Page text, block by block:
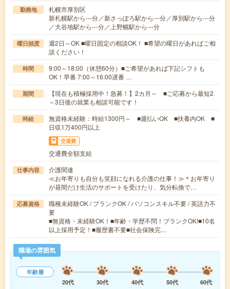
勤務地
札幌市厚別区
新札幌駅から---分／新さっぽろ駅から---分／厚別駅から---分
／大谷地駅から---分／上野幌駅から---分
曜日頻度
週2日～OK ■曜日固定の相談OK！ ■希望の曜日があればご相
談ください！
時間
9:00～18:00（休憩60分）■ご希望があれば下記シフトも
OK！早番 7:00～16:00遅番 …
期間
【現在も積極採用中！急募！】2カ月～ ■ご応募から最短2
～3日後の就業も相談可能です！
時給
無資格未経験：時給1300円～ ■週払いOK ■扶養内OK ■
日収1万400円以上
交通費
交通費全額支給
仕事内容
介護関連
≪お年寄りも自分も笑顔になれる介護の仕事！≫＊お年寄り
が昼間だけ生活のサポートを受けたり、気分転換で…
応募資格
職種未経験OK / ブランクOK / パソコンスキル不要 / 英語力不
要
■無資格・未経験OK！■年齢・学歴不問！ブランクOK!■10名
以上採用予定！■履歴書不要■社会保険完…
職場の雰囲気
年齢層
20代
30代 40代 50代
60代